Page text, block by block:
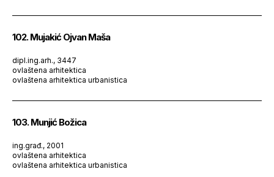
102. Mujakić Ojvan Maša
dipl.ing.arh., 3447
ovlaštena arhitektica
ovlaštena arhitektica urbanistica
103. Munjić Božica
ing.građ., 2001
ovlaštena arhitektica
ovlaštena arhitektica urbanistica